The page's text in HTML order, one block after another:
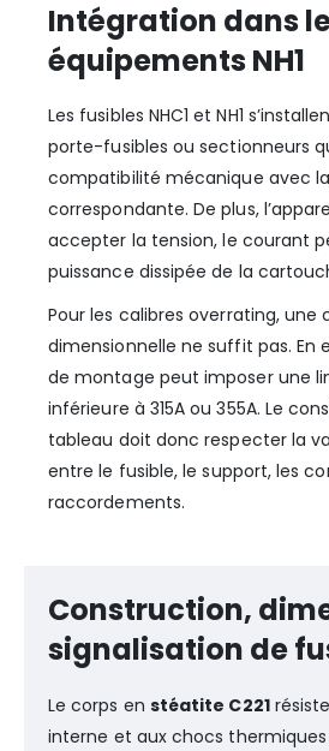
Intégration dans
équipements NH1
Les fusibles NHC1 et NH1
porte-fusibles ou sectionneurs
compatibilité mécanique avec
correspondante. De plus,
accepter la tension, le courant
puissance dissipée de la
Pour les calibres overrating, une
dimensionnelle ne suffit pas. En
de montage peut imposer une
inférieure à 315A ou 355A. Le
tableau doit donc respecter la
entre le fusible, le support, les
raccordements.
Construction,
signalisation de
Le corps en stéatite C221
interne et aux chocs